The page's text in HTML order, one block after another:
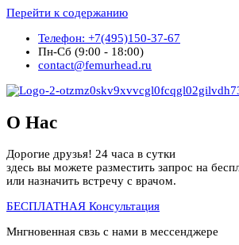
Перейти к содержанию
Телефон: +7(495)150-37-67
Пн-Сб (9:00 - 18:00)
contact@femurhead.ru
О Нас
Дорогие друзья! 24 часа в сутки
здесь вы можете разместить запрос на
или назначить встречу с врачом.
БЕСПЛАТНАЯ Консультация
Мнгновенная свзь с нами в мессенджере